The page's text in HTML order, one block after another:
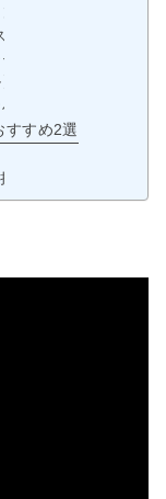
スベッド ライフトリ
ャーノーマル 9インチ
ンズ ビューティレス
日本ベッド シルキー
ード構造】大塚家具
すすめ2選
ニフレックス メッシ
り】タンスのゲン 品